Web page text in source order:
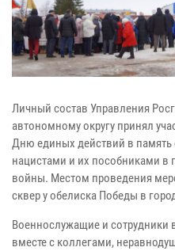
Личный состав Управления
автономному округу принял
Дню единых действий в память
нацистами и их пособниками в
войны. Местом проведения
сквер у обелиска Победы в
Военнослужащие и сотрудники
вместе с коллегами,